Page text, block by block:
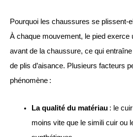
Pourquoi les chaussures se plissent-
À chaque mouvement, le pied exerce
avant de la chaussure, ce qui entraîne
de plis d’aisance. Plusieurs facteurs
phénomène :
La qualité du matériau: le cuir
moins vite que le simili cuir ou